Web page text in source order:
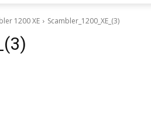
1200 XE Scambler_1200_XE_(3)